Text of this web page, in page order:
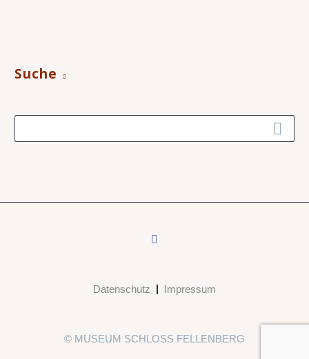
Suche
Datenschutz Impressum
© MUSEUM SCHLOSS FELLENBERG